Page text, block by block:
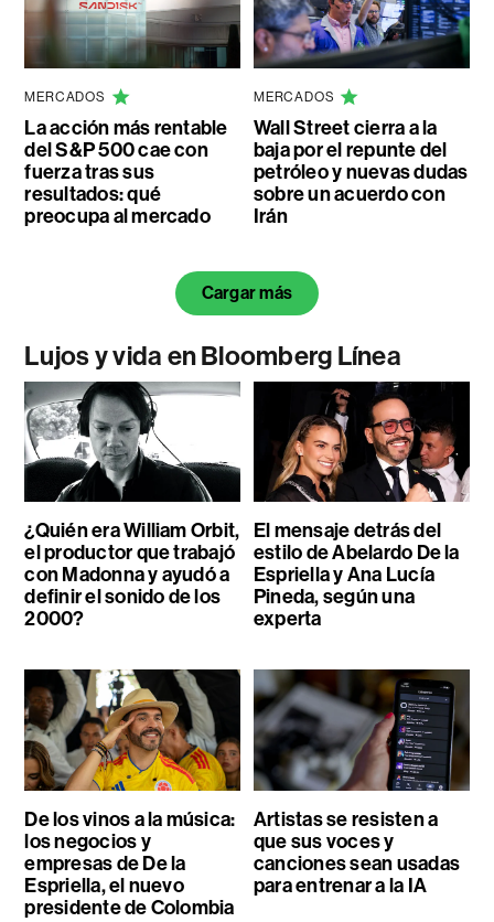
MERCADOS
La acción más rentable
del S&P 500 cae con
fuerza tras sus
resultados: qué
preocupa al mercado
MERCADOS
Wall Street cierra a la
baja por el repunte del
petróleo y nuevas dudas
sobre un acuerdo con
Irán
Cargar más
Lujos y vida en Bloomberg Línea
¿Quién era William Orbit,
el productor que trabajó
con Madonna y ayudó a
definir el sonido de los
2000?
El mensaje detrás del
estilo de Abelardo De la
Espriella y Ana Lucía
Pineda, según una
experta
De los vinos a la música:
los negocios y
empresas de De la
Espriella, el nuevo
presidente de Colombia
Artistas se resisten a
que sus voces y
canciones sean usadas
para entrenar a la IA